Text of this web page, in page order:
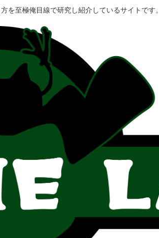
を至極俺目線で研究し紹介しているサイトです。